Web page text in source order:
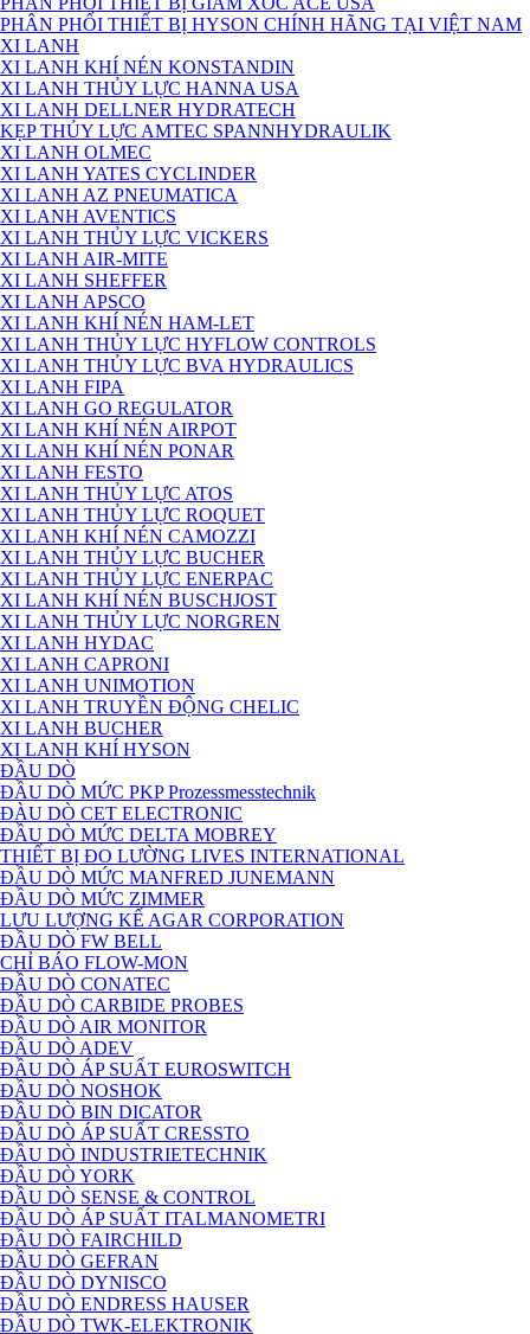
PHÂN PHỐI THIẾT BỊ HYSON CHÍNH HÃNG TẠI VIỆT NAM
XI LANH
XI LANH KHÍ NÉN KONSTANDIN
XI LANH THỦY LỰC HANNA USA
XI LANH DELLNER HYDRATECH
KẸP THỦY LỰC AMTEC SPANNHYDRAULIK
XI LANH OLMEC
XI LANH YATES CYCLINDER
XI LANH AZ PNEUMATICA
XI LANH AVENTICS
XI LANH THỦY LỰC VICKERS
XI LANH AIR-MITE
XI LANH SHEFFER
XI LANH APSCO
XI LANH KHÍ NÉN HAM-LET
XI LANH THỦY LỰC HYFLOW CONTROLS
XI LANH THỦY LỰC BVA HYDRAULICS
XI LANH FIPA
XI LANH GO REGULATOR
XI LANH KHÍ NÉN AIRPOT
XI LANH KHÍ NÉN PONAR
XI LANH FESTO
XI LANH THỦY LỰC ATOS
XI LANH THỦY LỰC ROQUET
XI LANH KHÍ NÉN CAMOZZI
XI LANH THỦY LỰC BUCHER
XI LANH THỦY LỰC ENERPAC
XI LANH KHÍ NÉN BUSCHJOST
XI LANH THỦY LỰC NORGREN
XI LANH HYDAC
XI LANH CAPRONI
XI LANH UNIMOTION
XI LANH TRUYỀN ĐỘNG CHELIC
XI LANH BUCHER
XI LANH KHÍ HYSON
ĐẦU DÒ
ĐẦU DÒ MỨC PKP Prozessmesstechnik
ĐÀU DÒ CET ELECTRONIC
ĐẦU DÒ MỨC DELTA MOBREY
THIẾT BỊ ĐO LƯỜNG LIVES INTERNATIONAL
ĐẦU DÒ MỨC MANFRED JUNEMANN
ĐẦU DÒ MỨC ZIMMER
LƯU LƯỢNG KẾ AGAR CORPORATION
ĐẦU DÒ FW BELL
CHỈ BÁO FLOW-MON
ĐẦU DÒ CONATEC
ĐẦU DÒ CARBIDE PROBES
ĐẦU DÒ AIR MONITOR
ĐẦU DÒ ADEV
ĐẦU DÒ ÁP SUẤT EUROSWITCH
ĐẦU DÒ NOSHOK
ĐẦU DÒ BIN DICATOR
ĐẦU DÒ ÁP SUẤT CRESSTO
ĐẦU DÒ INDUSTRIETECHNIK
ĐẦU DÒ YORK
ĐẦU DÒ SENSE & CONTROL
ĐẦU DÒ ÁP SUẤT ITALMANOMETRI
ĐẦU DÒ FAIRCHILD
ĐẦU DÒ GEFRAN
ĐẦU DÒ DYNISCO
ĐẦU DÒ ENDRESS HAUSER
ĐẦU DÒ TWK-ELEKTRONIK